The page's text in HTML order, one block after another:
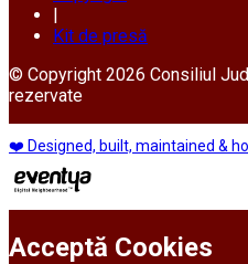
|
Kit de presă
© Copyright 2026 Consiliul
rezervate
❤️ Designed, built, maintained &
Acceptă Cookies